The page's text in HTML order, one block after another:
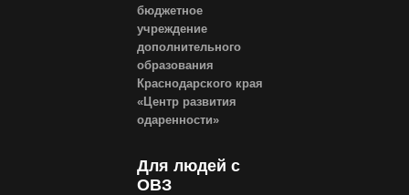
бюджетное
учреждение
дополнительного
образования
Краснодарского края
«Центр развития
одаренности»
Для людей с
ОВЗ